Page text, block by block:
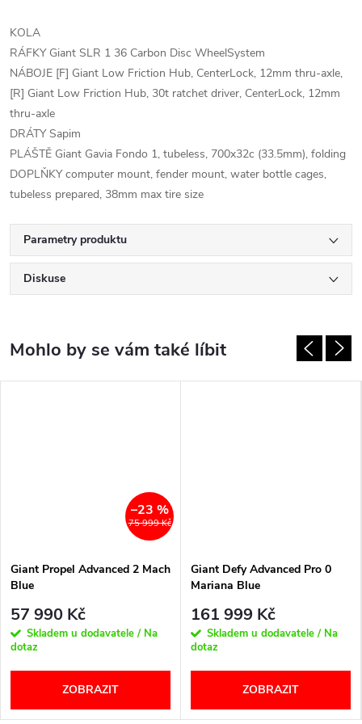
KOLA
RÁFKY Giant SLR 1 36 Carbon Disc WheelSystem
NÁBOJE [F] Giant Low Friction Hub, CenterLock, 12mm thru-axle,
[R] Giant Low Friction Hub, 30t ratchet driver, CenterLock, 12mm
thru-axle
DRÁTY Sapim
PLÁŠTĚ Giant Gavia Fondo 1, tubeless, 700x32c (33.5mm), folding
DOPLŇKY computer mount, fender mount, water bottle cages,
tubeless prepared, 38mm max tire size
Parametry produktu
Diskuse
75 999 Kč
–23 %
Giant Propel Advanced 2 Mach
Blue
57 990 Kč
Skladem u dodavatele / Na
dotaz
ZOBRAZIT
Giant Defy Advanced Pro 0
Mariana Blue
161 999 Kč
Skladem u dodavatele / Na
dotaz
ZOBRAZIT